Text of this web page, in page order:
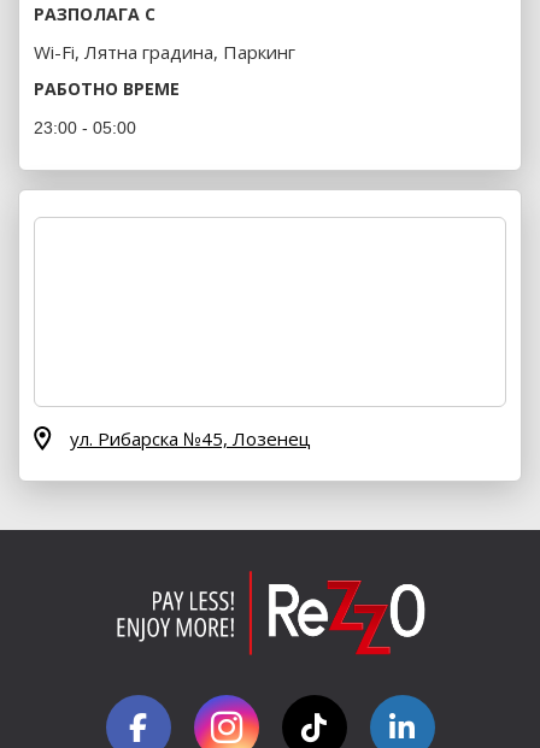
РАЗПОЛАГА С
Wi-Fi, Лятна градина, Паркинг
РАБОТНО ВРЕМЕ
23:00 - 05:00
ул. Рибарска №45, Лозенец